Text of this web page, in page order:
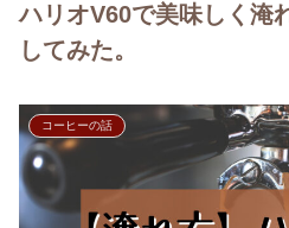
ハリオV60で美味しく淹
してみた。
コーヒーの話